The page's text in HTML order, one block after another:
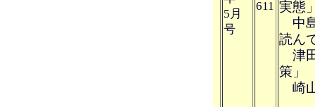
5月
号
611 実態
中
読ん
津
策」
崎